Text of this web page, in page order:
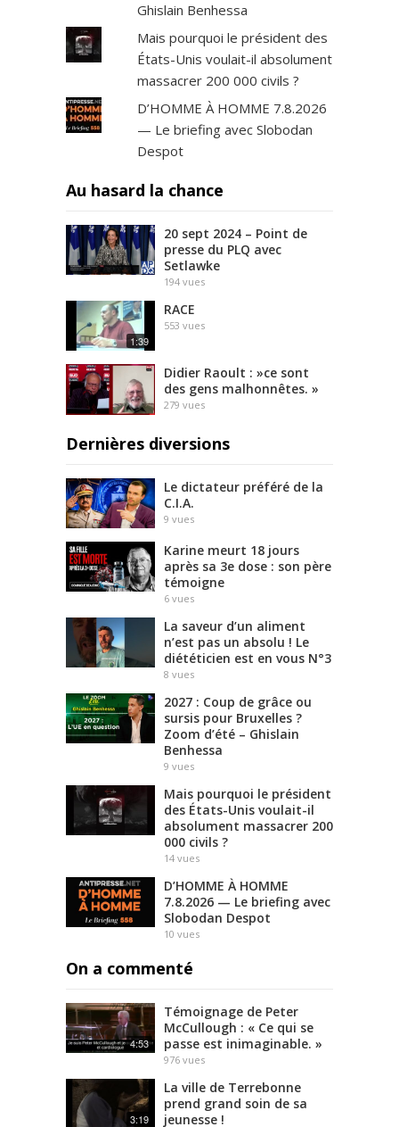
Ghislain Benhessa
Mais pourquoi le président des
États-Unis voulait-il absolument
massacrer 200 000 civils ?
D’HOMME À HOMME 7.8.2026
— Le briefing avec Slobodan
Despot
Au hasard la chance
20 sept 2024 – Point de
presse du PLQ avec
Setlawke
194 vues
1:39
RACE
553 vues
Didier Raoult : »ce sont
des gens malhonnêtes. »
279 vues
Dernières diversions
Le dictateur préféré de la
C.I.A.
9 vues
Karine meurt 18 jours
après sa 3e dose : son père
témoigne
6 vues
La saveur d’un aliment
n’est pas un absolu ! Le
diététicien est en vous N°3
8 vues
2027 : Coup de grâce ou
sursis pour Bruxelles ?
Zoom d’été – Ghislain
Benhessa
9 vues
Mais pourquoi le président
des États-Unis voulait-il
absolument massacrer 200
000 civils ?
14 vues
D’HOMME À HOMME
7.8.2026 — Le briefing avec
Slobodan Despot
10 vues
On a commenté
4:53
Témoignage de Peter
McCullough : « Ce qui se
passe est inimaginable. »
976 vues
3:19
La ville de Terrebonne
prend grand soin de sa
jeunesse !